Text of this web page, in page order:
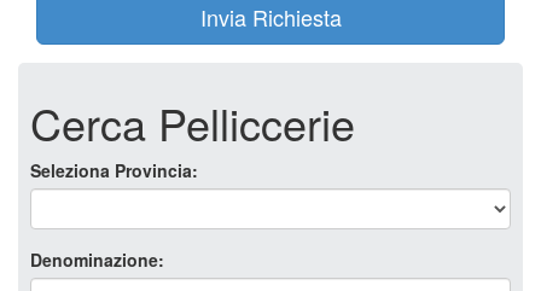
Invia Richiesta
Cerca Pelliccerie
Seleziona Provincia:
Denominazione: